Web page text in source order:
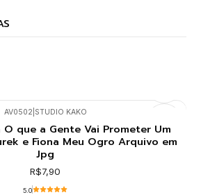
AV0502 STUDIO KAKO
que a Gente Vai Prometer Um
e Fiona Meu Ogro Arquivo em
Jpg
R$7,90
5.0